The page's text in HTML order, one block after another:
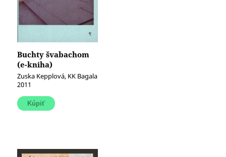
Buchty švabachom
(e-kniha)
Zuska Kepplová, KK Bagala
2011